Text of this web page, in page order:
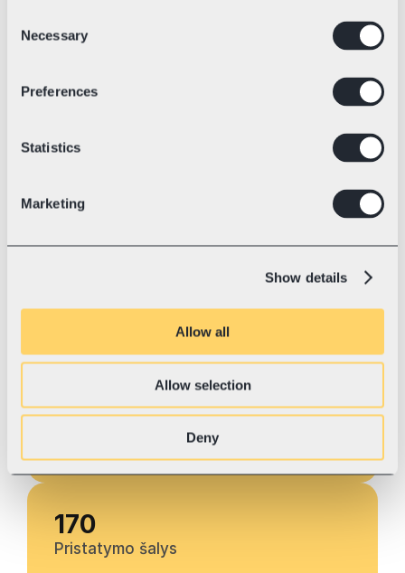
Selection
Necessary
Preferences
Statistics
Marketing
Show details
Allow all
Allow selection
Deny
Sukurta augantiems
„Shopify“ prekių
„Swotzy“ auga kartu su jumis. Prisijunkite
komandos, kuri puikiai išmano el. prekybos
1 155 378+
Aktyvūs pirkėjai
170
Pristatymo šalys